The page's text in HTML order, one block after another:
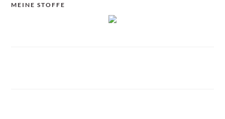
MEINE STOFFE